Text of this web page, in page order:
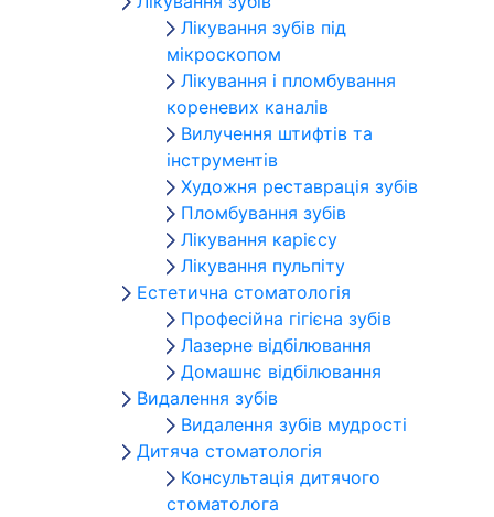
Лікування зубів під
мікроскопом
Лікування і пломбування
кореневих каналів
Вилучення штифтів та
інструментів
Художня реставрація зубів
Пломбування зубів
Лікування карієсу
Лікування пульпіту
Естетична стоматологія
Професійна гігієна зубів
Лазерне відбілювання
Домашнє відбілювання
Видалення зубів
Видалення зубів мудрості
Дитяча стоматологія
Консультація дитячого
стоматолога